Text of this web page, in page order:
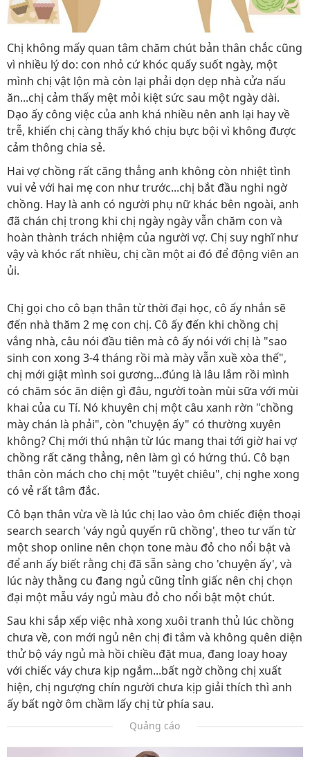
Chị không mấy quan tâm chăm chút bản thân chắc cũng
vì nhiều lý do: con nhỏ cứ khóc quấy suốt ngày, một
mình chị vật lộn mà còn lại phải dọn dẹp nhà cửa nấu
ăn...chị cảm thấy mệt mỏi kiệt sức sau một ngày dài.
Dạo ấy công việc của anh khá nhiều nên anh lại hay về
trễ, khiến chị càng thấy khó chịu bực bội vì không được
cảm thông chia sẻ.
Hai vợ chồng rất căng thẳng anh không còn nhiệt tình
vui vẻ với hai mẹ con như trước...chị bắt đầu nghi ngờ
chồng. Hay là anh có người phụ nữ khác bên ngoài, anh
đã chán chị trong khi chị ngày ngày vẫn chăm con và
hoàn thành trách nhiệm của người vợ. Chị suy nghĩ như
vậy và khóc rất nhiều, chị cần một ai đó để động viên an
ủi.
Chị gọi cho cô bạn thân từ thời đại học, cô ấy nhắn sẽ
đến nhà thăm 2 mẹ con chị. Cô ấy đến khi chồng chị
vắng nhà, câu nói đầu tiên mà cô ấy nói với chị là "sao
sinh con xong 3-4 tháng rồi mà mày vẫn xuề xòa thế",
chị mới giật mình soi gương...đúng là lâu lắm rồi mình
có chăm sóc ăn diện gì đâu, người toàn mùi sữa với mùi
khai của cu Tí. Nó khuyên chị một câu xanh rờn "chồng
mày chán là phải", còn "chuyện ấy" có thường xuyên
không? Chị mới thú nhận từ lúc mang thai tới giờ hai vợ
chồng rất căng thẳng, nên làm gì có hứng thú. Cô bạn
thân còn mách cho chị một "tuyệt chiêu", chị nghe xong
có vẻ rất tâm đắc.
Cô bạn thân vừa về là lúc chị lao vào ôm chiếc điện thoại
search search 'váy ngủ quyến rũ chồng', theo tư vấn từ
một shop online nên chọn tone màu đỏ cho nổi bật và
để anh ấy biết rằng chị đã sẵn sàng cho 'chuyện ấy', và
lúc này thằng cu đang ngủ cũng tỉnh giấc nên chị chọn
đại một mẫu váy ngủ màu đỏ cho nổi bật một chút.
Sau khi sắp xếp việc nhà xong xuôi tranh thủ lúc chồng
chưa về, con mới ngủ nên chị đi tắm và không quên diện
thử bộ váy ngủ mà hồi chiều đặt mua, đang loay hoay
với chiếc váy chưa kịp ngắm...bất ngờ chồng chị xuất
hiện, chị ngượng chín người chưa kịp giải thích thì anh
ấy bất ngờ ôm chầm lấy chị từ phía sau.
Quảng cáo